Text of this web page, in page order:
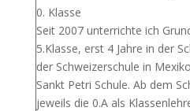
0. Klasse
Seit 2007 unterrichte ich
5.Klasse, erst 4 Jahre in der
der Schweizerschule in
Sankt Petri Schule. Ab dem
jeweils die 0.A als